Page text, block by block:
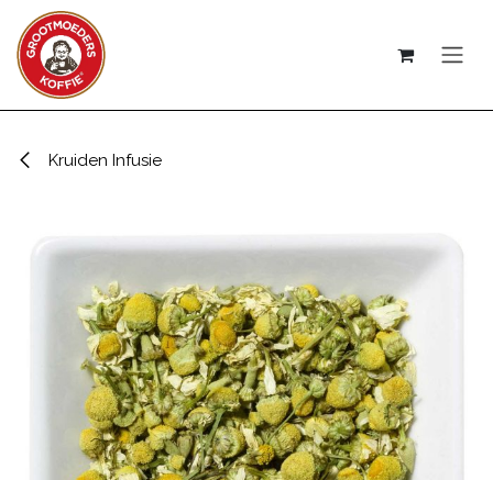
Overslaan naar inhoud
Kruiden Infusie